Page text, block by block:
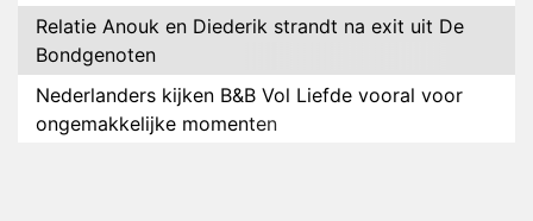
Relatie Anouk en Diederik strandt na exit uit De
Bondgenoten
Nederlanders kijken B&B Vol Liefde vooral voor
ongemakkelijke momenten